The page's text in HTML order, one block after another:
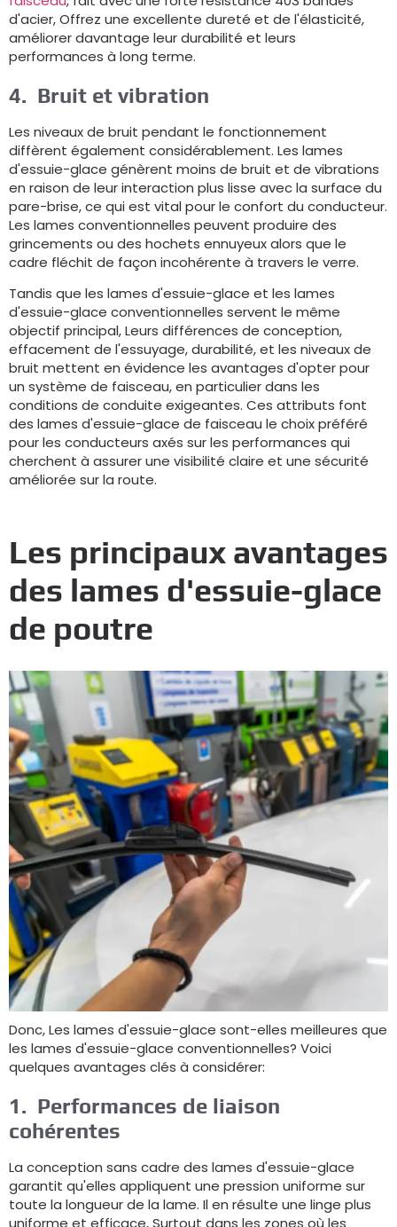
d'acier, Offrez une excellente dureté et de l'élasticité,
améliorer davantage leur durabilité et leurs
performances à long terme.
4. Bruit et vibration
Les niveaux de bruit pendant le fonctionnement
diffèrent également considérablement. Les lames
d'essuie-glace génèrent moins de bruit et de vibrations
en raison de leur interaction plus lisse avec la surface du
pare-brise, ce qui est vital pour le confort du conducteur.
Les lames conventionnelles peuvent produire des
grincements ou des hochets ennuyeux alors que le
cadre fléchit de façon incohérente à travers le verre.
Tandis que les lames d'essuie-glace et les lames
d'essuie-glace conventionnelles servent le même
objectif principal, Leurs différences de conception,
effacement de l'essuyage, durabilité, et les niveaux de
bruit mettent en évidence les avantages d'opter pour
un système de faisceau, en particulier dans les
conditions de conduite exigeantes. Ces attributs font
des lames d'essuie-glace de faisceau le choix préféré
pour les conducteurs axés sur les performances qui
cherchent à assurer une visibilité claire et une sécurité
améliorée sur la route.
Les principaux avantages
des lames d'essuie-glace
de poutre
Donc, Les lames d'essuie-glace sont-elles meilleures que
les lames d'essuie-glace conventionnelles? Voici
quelques avantages clés à considérer:
1. Performances de liaison
cohérentes
La conception sans cadre des lames d'essuie-glace
garantit qu'elles appliquent une pression uniforme sur
toute la longueur de la lame. Il en résulte une linge plus
uniforme et efficace, Surtout dans les zones où les